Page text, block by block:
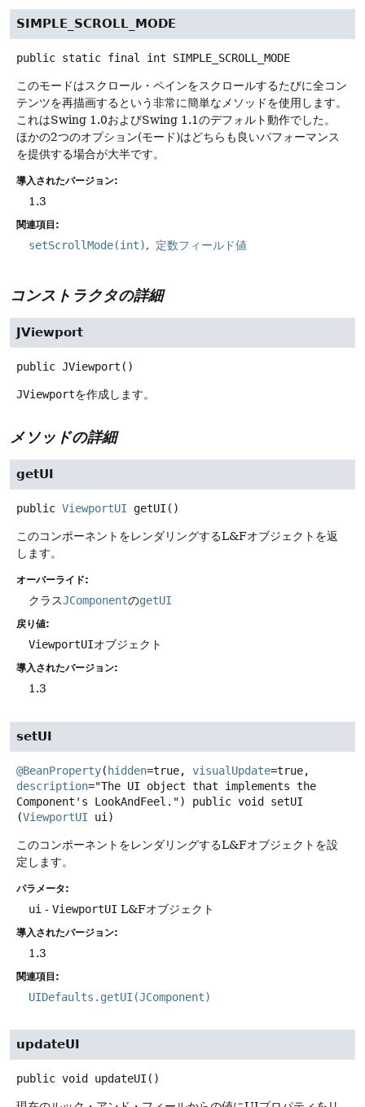
SIMPLE_SCROLL_MODE
public static final int SIMPLE_SCROLL_MODE
このモードはスクロール・ペインをスクロールするたびに全コン
テンツを再描画するという非常に簡単なメソッドを使用します。
これはSwing 1.0およびSwing 1.1のデフォルト動作でした。
ほかの2つのオプション(モード)はどちらも良いパフォーマンス
を提供する場合が大半です。
導入されたバージョン:
1.3
関連項目:
setScrollMode(int) 定数フィールド値
コンストラクタの詳細
JViewport
public JViewport ()
JViewportを作成します。
メソッドの詳細
getUI
public ViewportUI getUI ()
このコンポーネントをレンダリングするL&Fオブジェクトを返
します。
オーバーライド:
クラスJComponentのgetUI
戻り値:
ViewportUIオブジェクト
導入されたバージョン:
1.3
setUI
@BeanProperty( hidden=true, visualUpdate
description="The UI object that implements the
Component's LookAndFeel.") public void
setUI
(ViewportUI ui)
このコンポーネントをレンダリングするL&Fオブジェクトを設
定します。
パラメータ:
ui - ViewportUI L&Fオブジェクト
導入されたバージョン:
1.3
関連項目:
UIDefaults.getUI(JComponent)
updateUI
public void updateUI ()